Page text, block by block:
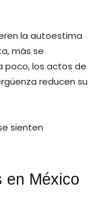
la autoestima
más se
poco, los actos de
reducen su
sienten
en México